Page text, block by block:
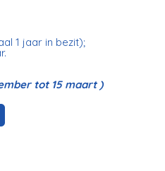
1 jaar in bezit);
tot 15 maart )